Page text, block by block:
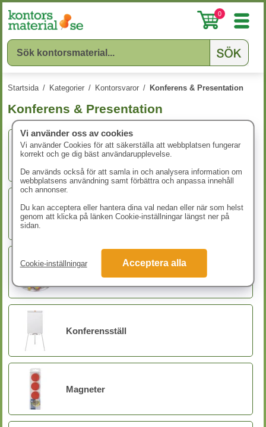
0
Startsida / Kategorier / Kontorsvaror / Konferens & Presentation
Konferens & Presentation
Anslagstavlor
Blädderblock & Konferensblock
Konferensställ
Magneter
Vi använder oss av cookies
Vi använder Cookies för att säkerställa att webbplatsen fungerar
korrekt och ge dig bäst användarupplevelse.
De används också för att samla in och analysera information om
webbplatsens användning samt förbättra och anpassa innehåll
och annonser.
Du kan acceptera eller hantera dina val nedan eller när som helst
genom att klicka på länken Cookie-inställningar längst ner på
sidan.
Cookie-inställningar Acceptera alla